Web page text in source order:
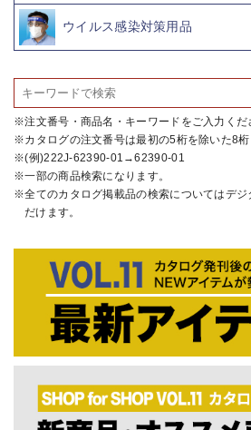
ウイルス感染対策用品
注文番号・商品名・キーワードをご入力くだ
カタログの注文番号は最初の5桁を除いた8桁
(例)222J-62390-01→62390-01
一部の商品検索になります。
全てのカタログ掲載品の検索についてはデ
だけます。